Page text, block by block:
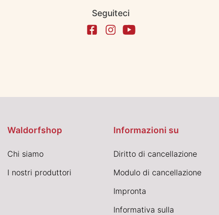
Seguiteci
Waldorfshop
Chi siamo
I nostri produttori
Informazioni su
Diritto di cancellazione
Modulo di cancellazione
Impronta
Informativa sulla